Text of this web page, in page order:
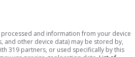
per il marchio
che ha presentato.
del 2,2%, cosa che
and information from your device
and other device data) may be stored by,
319 partners, or used specifically by this